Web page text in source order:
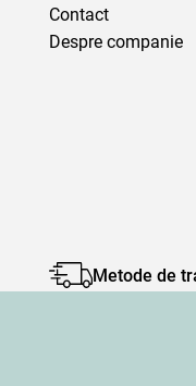
Contact
Despre companie
Metode de